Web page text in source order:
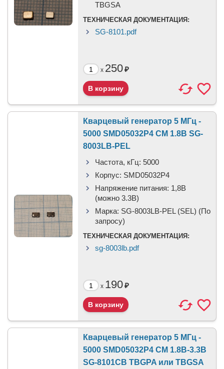
TBGSA
ТЕХНИЧЕСКАЯ ДОКУМЕНТАЦИЯ:
SG-8101.pdf
x 250₽
Кварцевый генератор 5 МГц -
5000 SMD05032P4 CM 1.8В SG-
8003LB-PEL
Частота, кГц: 5000
Корпус: SMD05032P4
Напряжение питания: 1,8В
(можно 3.3В)
Марка: SG-8003LB-PEL (SEL) (По
запросу)
ТЕХНИЧЕСКАЯ ДОКУМЕНТАЦИЯ:
sg-8003lb.pdf
x 190₽
Кварцевый генератор 5 МГц -
5000 SMD05032P4 CM 1.8В-3.3В
SG-8101CB TBGPA или TBGSA